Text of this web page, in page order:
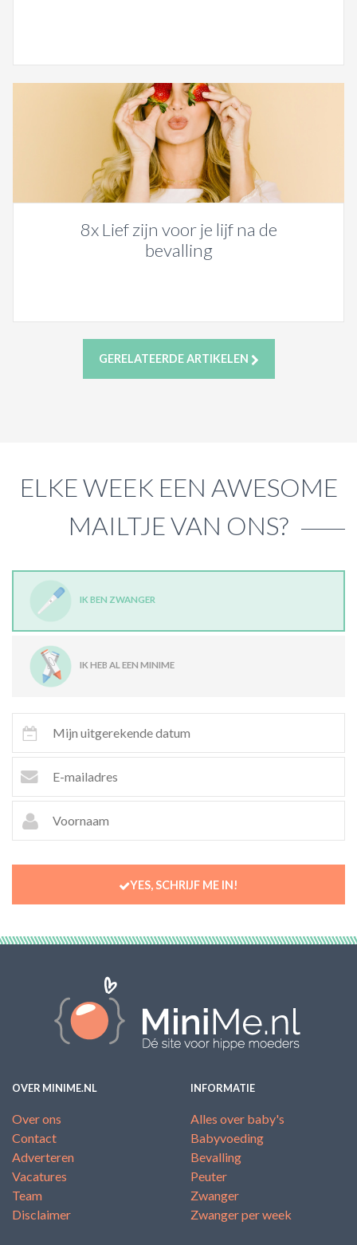
8x Lief zijn voor je lijf na de
bevalling
GERELATEERDE ARTIKELEN
ELKE WEEK EEN AWESOME
MAILTJE VAN ONS?
IK BEN ZWANGER
IK HEB AL EEN MINIME
YES, SCHRIJF ME IN!
OVER MINIME.NL
Over ons
Contact
Adverteren
Vacatures
Team
Disclaimer
INFORMATIE
Alles over baby's
Babyvoeding
Bevalling
Peuter
Zwanger
Zwanger per week